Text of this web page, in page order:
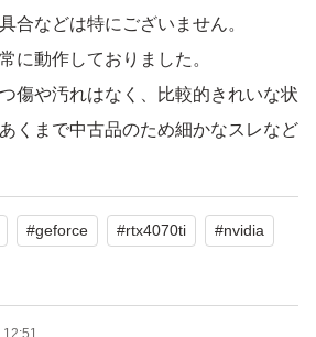
合などは特にございません。
に動作しておりました。
傷や汚れはなく、比較的きれいな状
くまで中古品のため細かなスレなど
をお願いいたします。
#geforce #rtx4070ti #nvidia